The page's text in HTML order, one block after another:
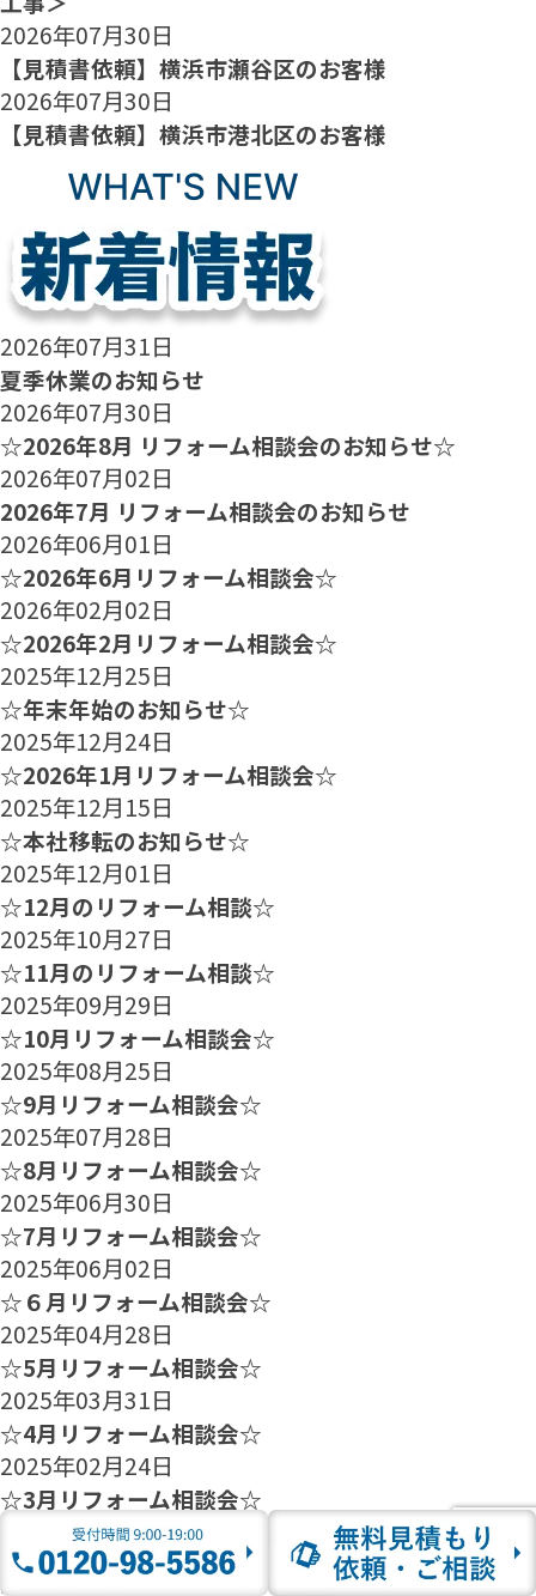
2026年07月30日
【見積書依頼】横浜市瀬谷区のお客様
2026年07月30日
【見積書依頼】横浜市港北区のお客様
2026年07月31日
夏季休業のお知らせ
2026年07月30日
☆2026年8月 リフォーム相談会のお知らせ☆
2026年07月02日
2026年7月 リフォーム相談会のお知らせ
2026年06月01日
☆2026年6月リフォーム相談会☆
2026年02月02日
☆2026年2月リフォーム相談会☆
2025年12月25日
☆年末年始のお知らせ☆
2025年12月24日
☆2026年1月リフォーム相談会☆
2025年12月15日
☆本社移転のお知らせ☆
2025年12月01日
☆12月のリフォーム相談☆
2025年10月27日
☆11月のリフォーム相談☆
2025年09月29日
☆10月リフォーム相談会☆
2025年08月25日
☆9月リフォーム相談会☆
2025年07月28日
☆8月リフォーム相談会☆
2025年06月30日
☆7月リフォーム相談会☆
2025年06月02日
☆６月リフォーム相談会☆
2025年04月28日
☆5月リフォーム相談会☆
2025年03月31日
☆4月リフォーム相談会☆
2025年02月24日
☆3月リフォーム相談会☆
2025年01月27日
☆2月のリフォーム相談会のご案内☆